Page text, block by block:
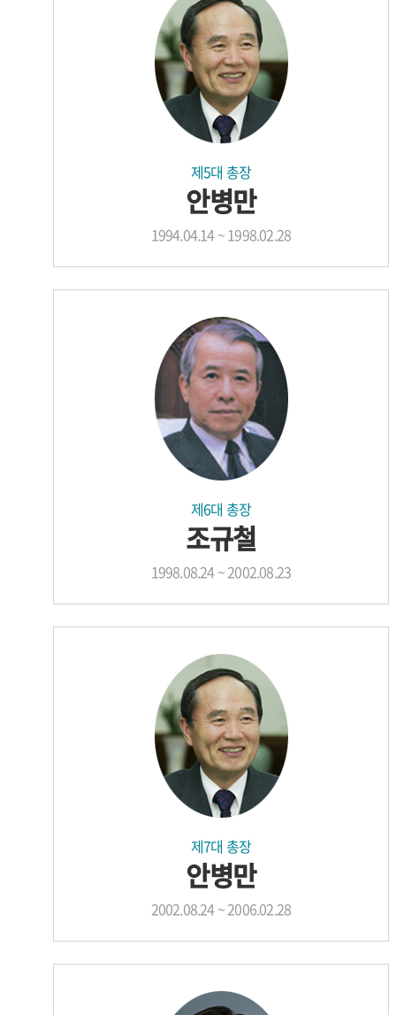
제5대 총장
안병만
1994.04.14 ~ 1998.02.28
제6대 총장
조규철
1998.08.24 ~ 2002.08.23
제7대 총장
안병만
2002.08.24 ~ 2006.02.28